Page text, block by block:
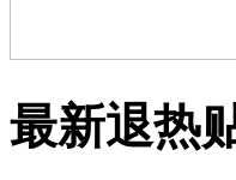
最新退热